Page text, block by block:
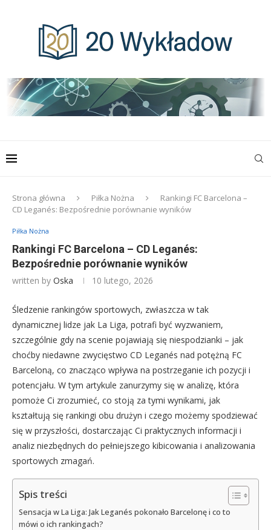
Strona główna Piłka Nożna
Rankingi FC Barcelona –
CD Leganés: Bezpośrednie porównanie wyników
Piłka Nożna
Rankingi FC Barcelona – CD Leganés:
Bezpośrednie porównanie wyników
written by Oska 10 lutego, 2026
Śledzenie rankingów sportowych, zwłaszcza w tak
dynamicznej lidze jak La Liga, potrafi być wyzwaniem,
szczególnie gdy na scenie pojawiają się niespodzianki – jak
choćby niedawne zwycięstwo CD Leganés nad potężną FC
Barceloną, co znacząco wpływa na postrzeganie ich pozycji i
potencjału. W tym artykule zanurzymy się w analizę, która
pomoże Ci zrozumieć, co stoją za tymi wynikami, jak
kształtują się rankingi obu drużyn i czego możemy spodziewać
się w przyszłości, dostarczając Ci praktycznych informacji i
analiz niezbędnych do pełniejszego kibicowania i analizowania
sportowych zmagań.
Spis treści
Sensacja w La Liga: Jak Leganés pokonało Barcelonę i co to
mówi o ich rankingach?